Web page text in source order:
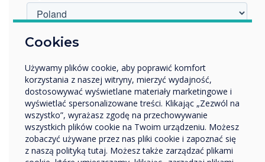
Wynik i wpływ
Od momentu wdrożenia
systemu, szkoła Larkmead
odnotowała wzrost
zaangażowania w klasie, a
Cookies
Używamy plików cookie, aby poprawić komfort
korzystania z naszej witryny, mierzyć wydajność,
dostosowywać wyświetlane materiały marketingowe i
wyświetlać spersonalizowane treści. Klikając „Zezwól na
wszystko”, wyrażasz zgodę na przechowywanie
wszystkich plików cookie na Twoim urządzeniu. Możesz
zobaczyć używane przez nas pliki cookie i zapoznać się
z naszą polityką tutaj. Możesz także zarządzać plikami
W jakiej branży pracujesz?
Przedsiębiorstwo
Inne
Nazwa firmy
Chcielibyśmy się z Tobą skontaktować w sprawie
naszych produktów i usług za pośrednictwem poczty